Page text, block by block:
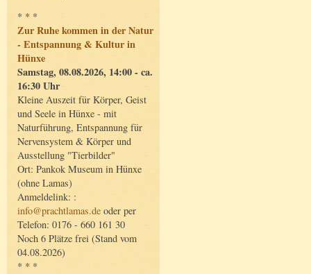
* * *
Zur Ruhe kommen in der Natur
- Entspannung & Kultur in
Hünxe
Samstag, 08.08.2026, 14:00 - ca.
16:30 Uhr
Kleine Auszeit für Körper, Geist
und Seele in Hünxe - mit
Naturführung, Entspannung für
Nervensystem & Körper und
Ausstellung "Tierbilder"
Ort: Pankok Museum in Hünxe
(ohne Lamas)
Anmeldelink: :
info@prachtlamas.de oder per
Telefon: 0176 - 660 161 30
Noch 6 Plätze frei (Stand vom
04.08.2026)
* * *